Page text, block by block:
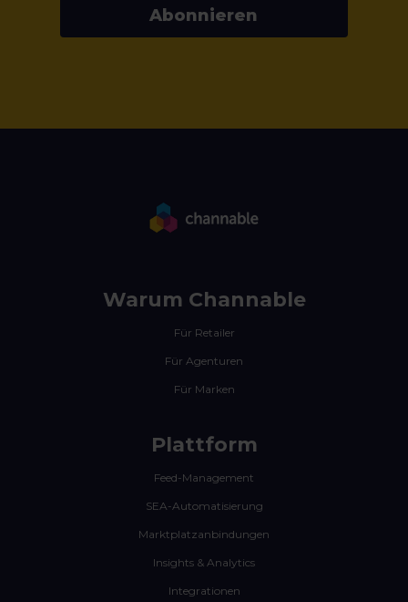
Abonnieren
Warum Channable
Für Retailer
Für Agenturen
Für Marken
Plattform
Feed-Management
SEA-Automatisierung
Marktplatzanbindungen
Insights & Analytics
Integrationen